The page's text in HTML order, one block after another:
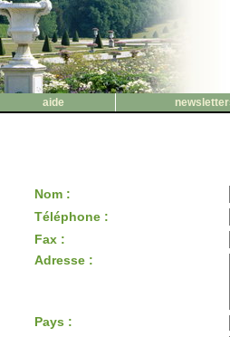
aide
Nom :
Téléphone :
Fax :
Adresse :
Pays :